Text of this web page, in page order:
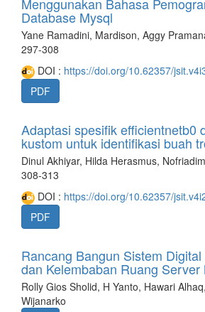
Database Mysql
Yane Ramadini, Mardison, Aggy
297-308
DOI : https://doi.org/10.62357/
PDF
Adaptasi spesifik efficientnetb0
kustom untuk identifikasi buah
Dinul Akhiyar, Hilda Herasmus,
308-313
DOI : https://doi.org/10.62357/
PDF
Rancang Bangun Sistem
dan Kelembaban Ruang Server
Rolly Gios Sholid, H Yanto, Hawari
Wijanarko